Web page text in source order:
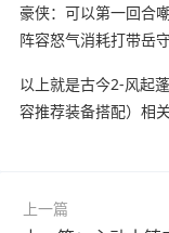
豪侠：可以第一回合
阵容怒气消耗打带岳
以上就是古今2-风起
容推荐装备搭配）相关
上一篇